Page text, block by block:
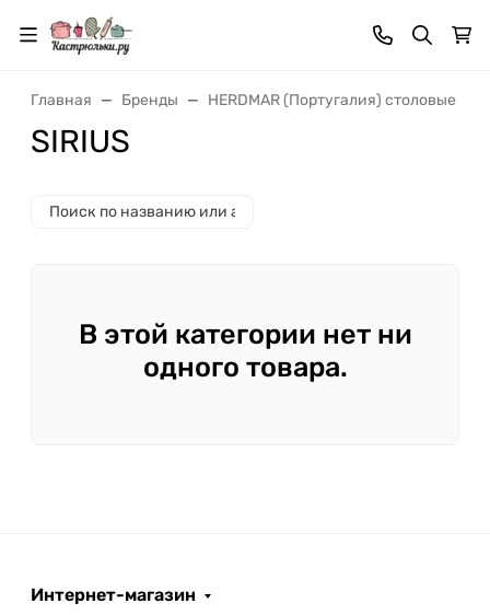
Главная Бренды HERDMAR (Португалия) столовые
SIRIUS
В этой категории нет ни
одного товара.
Интернет-магазин